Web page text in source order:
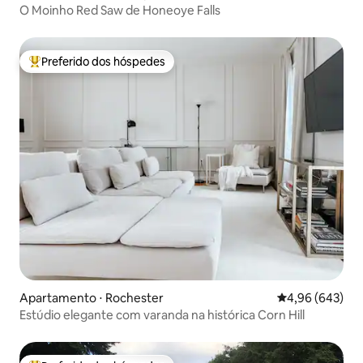
O Moinho Red Saw de Honeoye Falls
Entre os melhores preferidos dos hóspedes
Preferido dos hóspedes
Apartamento ⋅ Rochester 4,96 de uma
4,96 (643)
Estúdio elegante com varanda na histórica Corn Hill